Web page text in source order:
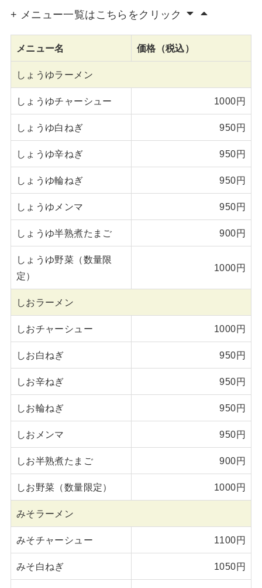
+ メニュー一覧はこちらをクリック
メニュー名 価格（税込）
しょうゆラーメン
しょうゆチャーシュー 1000円
しょうゆ白ねぎ 950円
しょうゆ辛ねぎ 950円
しょうゆ輪ねぎ 950円
しょうゆメンマ 950円
しょうゆ半熟煮たまご 900円
しょうゆ野菜（数量限
定）
1000円
しおラーメン
しおチャーシュー 1000円
しお白ねぎ 950円
しお辛ねぎ 950円
しお輪ねぎ 950円
しおメンマ 950円
しお半熟煮たまご 900円
しお野菜（数量限定） 1000円
みそラーメン
みそチャーシュー 1100円
みそ白ねぎ 1050円